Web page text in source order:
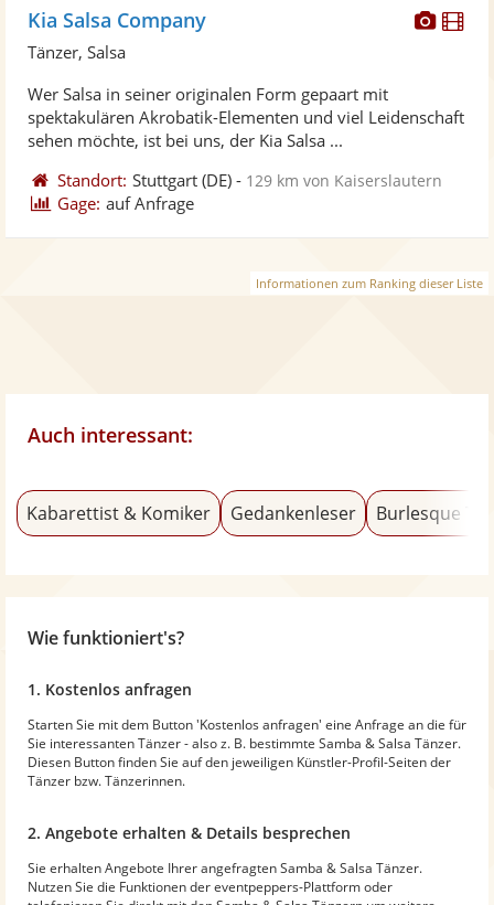
Kia Salsa Company
Tänzer, Salsa
Wer Salsa in seiner originalen Form gepaart mit
spektakulären Akrobatik-Elementen und viel Leidenschaft
sehen möchte, ist bei uns, der Kia Salsa ...
Standort: Stuttgart (DE) - 129 km von Kaiserslautern
Gage: auf Anfrage
Informationen zum Ranking dieser Liste
Auch interessant:
Kabarettist & Komiker Gedankenleser Burlesque
Wie funktioniert's?
1. Kostenlos anfragen
Starten Sie mit dem Button 'Kostenlos anfragen' eine Anfrage an die für
Sie interessanten Tänzer - also z. B. bestimmte Samba & Salsa Tänzer.
Diesen Button finden Sie auf den jeweiligen Künstler-Profil-Seiten der
Tänzer bzw. Tänzerinnen.
2. Angebote erhalten & Details besprechen
Sie erhalten Angebote Ihrer angefragten Samba & Salsa Tänzer.
Nutzen Sie die Funktionen der eventpeppers-Plattform oder